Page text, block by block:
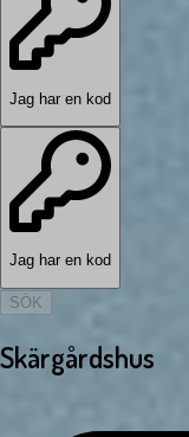
Jag har en kod
Jag har en kod
SÖK
Skärgårdshus